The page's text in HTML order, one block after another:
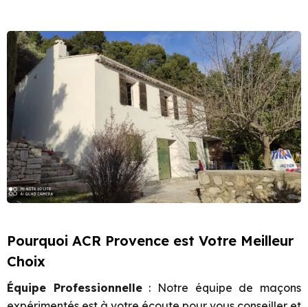
Pourquoi ACR Provence est Votre Meilleur
Choix
Équipe Professionnelle: Notre équipe de maçons